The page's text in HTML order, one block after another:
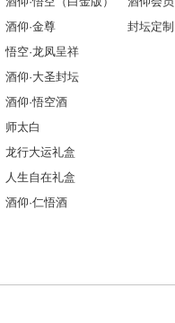
酒仰·金尊
悟空·龙凤呈祥
酒仰·大圣封坛
酒仰·悟空酒
师太白
龙行大运礼盒
人生自在礼盒
酒仰·仁悟酒
封坛定制